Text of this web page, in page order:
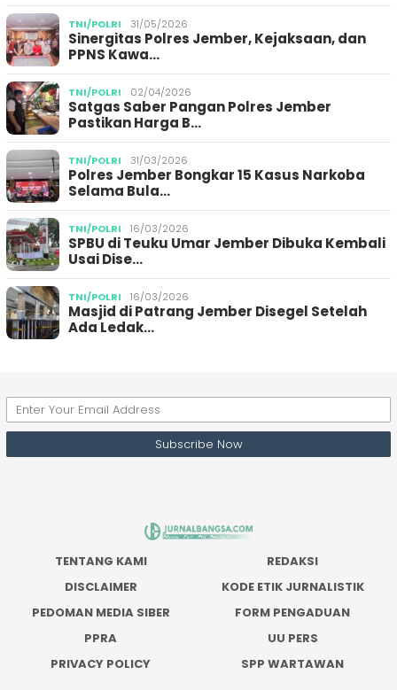
TNI/POLRI 31/05/2026
Sinergitas Polres Jember, Kejaksaan, dan
PPNS Kawa…
TNI/POLRI 02/04/2026
Satgas Saber Pangan Polres Jember
Pastikan Harga B…
TNI/POLRI 31/03/2026
Polres Jember Bongkar 15 Kasus Narkoba
Selama Bula…
TNI/POLRI 16/03/2026
SPBU di Teuku Umar Jember Dibuka Kembali
Usai Dise…
TNI/POLRI 16/03/2026
Masjid di Patrang Jember Disegel Setelah
Ada Ledak…
TENTANG KAMI
REDAKSI
DISCLAIMER
KODE ETIK JURNALISTIK
PEDOMAN MEDIA SIBER
FORM PENGADUAN
PPRA
UU PERS
PRIVACY POLICY
SPP WARTAWAN